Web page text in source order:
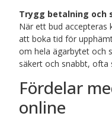
Trygg betalning och
När ett bud accepteras
att boka tid för
om hela ägarbytet och
säkert och snabbt, ofta
Fördelar
online